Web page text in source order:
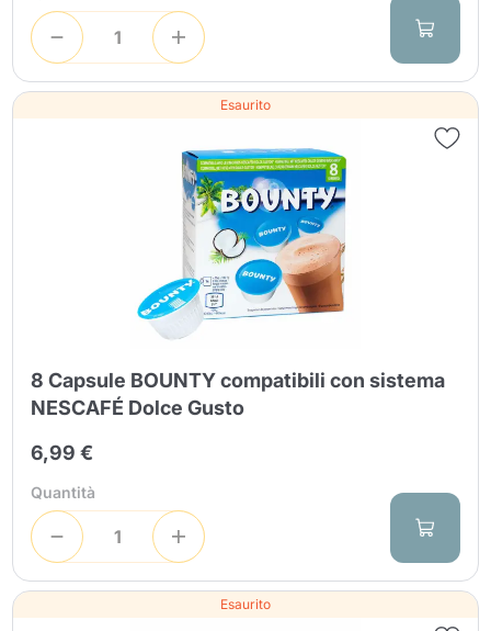
Esaurito
8 Capsule BOUNTY compatibili con sistema
NESCAFÉ Dolce Gusto
6,99 €
Quantità
Esaurito